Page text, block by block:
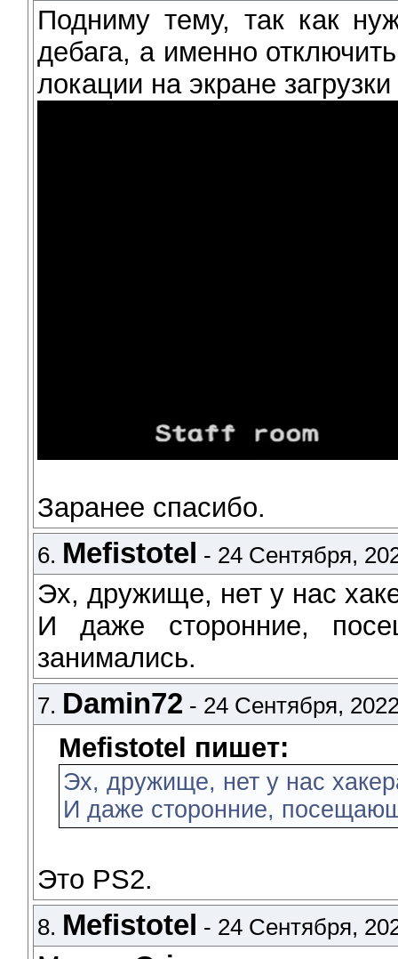
Подниму тему, так как
дебага, а именно
локации на экране
Заранее спасибо.
6. Mefistotel - 24 Сентября,
Эх, дружище, нет у нас
И даже сторонние,
занимались.
7. Damin72 - 24 Сентября,
Mefistotel пишет:
Эх, дружище, нет у нас
И даже сторонние,
Это PS2.
8. Mefistotel - 24 Сентября,